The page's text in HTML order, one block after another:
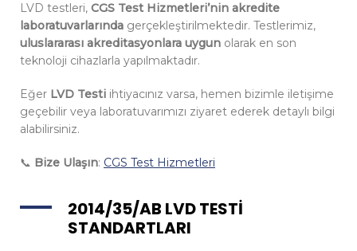
LVD testleri, CGS Test Hizmetleri’nin akredite
laboratuvarlarında gerçekleştirilmektedir. Testlerimiz,
uluslararası akreditasyonlara uygun olarak en son
teknoloji cihazlarla yapılmaktadır.
Eğer LVD Testi ihtiyacınız varsa, hemen bizimle iletişime
geçebilir veya laboratuvarımızı ziyaret ederek detaylı bilgi
alabilirsiniz.
📞 Bize Ulaşın: CGS Test Hizmetleri
2014/35/AB LVD TESTİ
STANDARTLARI